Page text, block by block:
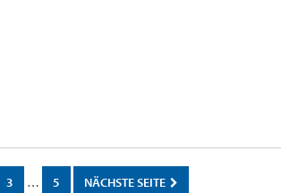
3 … 5 NÄCHSTE SEITE